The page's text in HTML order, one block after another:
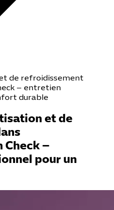
de refroidissement
– entretien
durable
et de
–
pour un